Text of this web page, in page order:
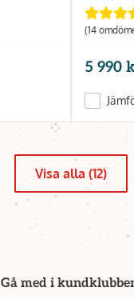
(14
5 990
Visa alla (12)
Gå med i